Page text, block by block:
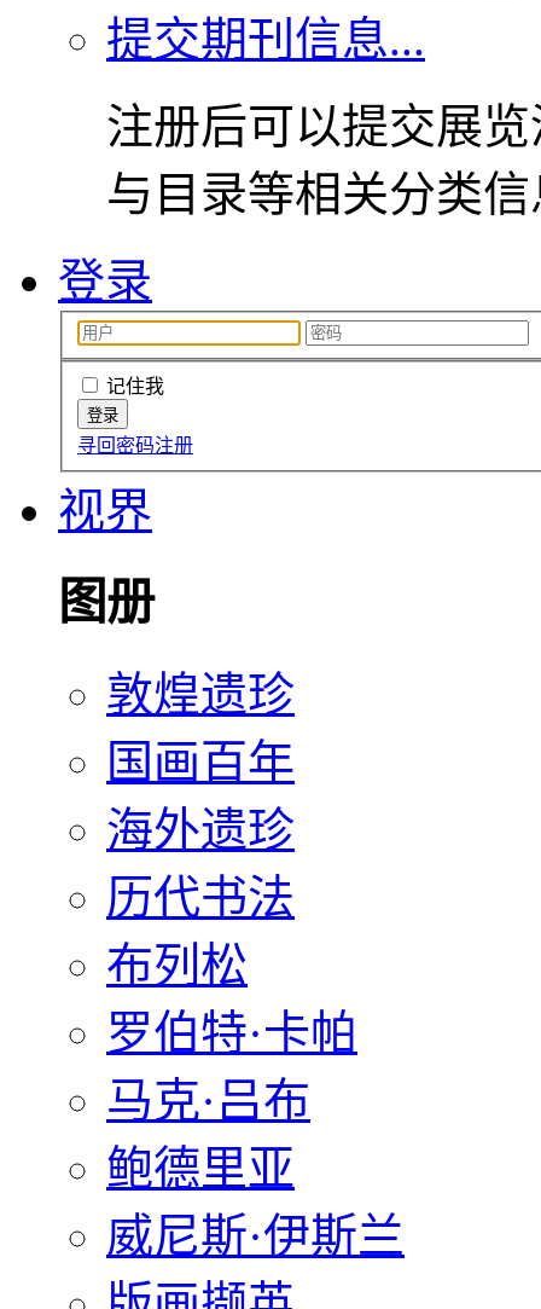
提交期刊信息...
注册后可以提交展
与目录等相关分类
登录
记住我
寻回密码注册
视界
图册
敦煌遗珍
国画百年
海外遗珍
历代书法
布列松
罗伯特·卡帕
马克·吕布
鲍德里亚
威尼斯·伊斯兰